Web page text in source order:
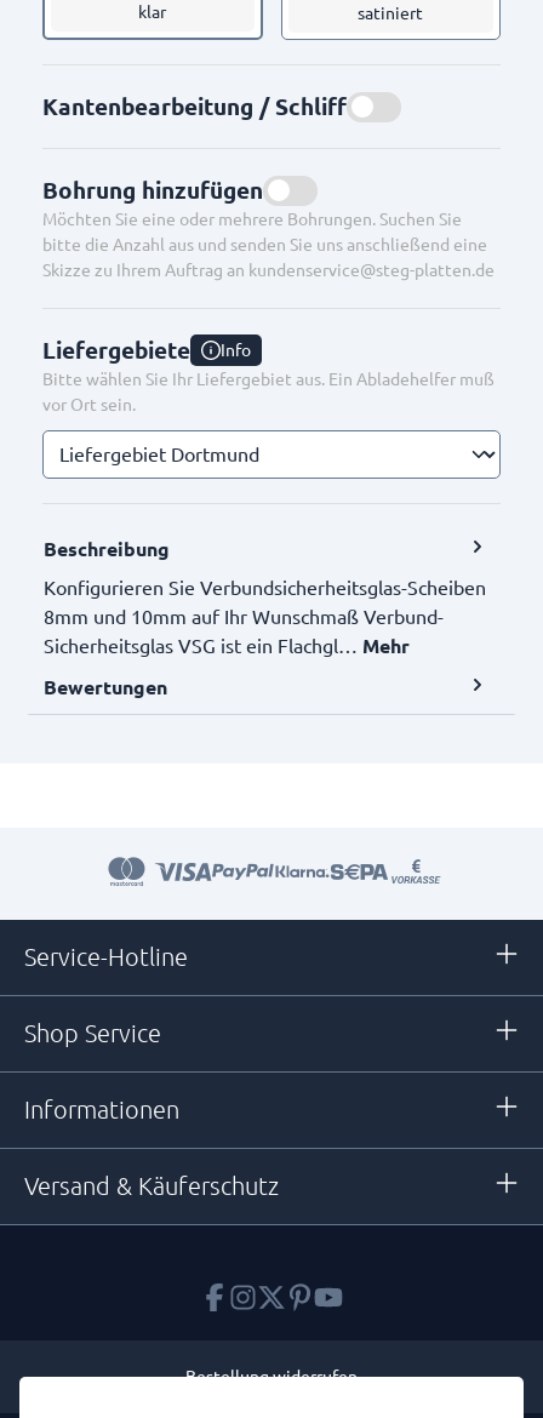
klar satiniert
Kantenbearbeitung / Schliff
Bohrung hinzufügen
Möchten Sie eine oder mehrere Bohrungen. Suchen Sie
bitte die Anzahl aus und senden Sie uns anschließend eine
Skizze zu Ihrem Auftrag an kundenservice@steg-platten.de
Liefergebiete
Info
Bitte wählen Sie Ihr Liefergebiet aus. Ein Abladehelfer muß
vor Ort sein.
Beschreibung
Konfigurieren Sie Verbundsicherheitsglas-Scheiben
8mm und 10mm auf Ihr Wunschmaß Verbund-
Sicherheitsglas VSG ist ein Flachgl… Mehr
Bewertungen
Service-Hotline
Shop Service
Informationen
Versand & Käuferschutz
Bestellung widerrufen